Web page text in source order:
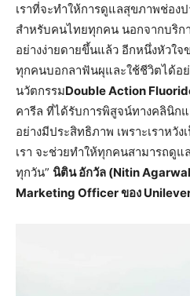
เราที่จะทำให้การดูแลสุขภาพช่อง
สำหรับคนไทยทุกคน นอกจากบริก
อย่างง่ายดายขึ้นแล้ว อีกหนึ่งหัวใ
ทุกคนบอกลาฟันผุและใช้ชีวิตได้อย่
นวัตกรรมDouble Action
คารีล ที่ได้รับการพิสูจน์ทางคลินิก
อย่างมีประสิทธิภาพ เพราะเราหวั
เรา จะช่วยทำให้ทุกคนสามารถดู
ทุกวัน” นิติน อักวัล (Nitin
Marketing Officer ของ